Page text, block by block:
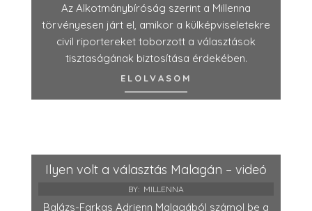
Az Alkotmánybíróság szerint a Millenna
törvényesen járt el, amikor a külképviseletekre
civil riportereket toborzott a választások
tisztaságának biztosítása érdekében.
ELOLVASOM
Ilyen volt a választás Malagán – videó
BY: MILLENNA
Balázs-Farkas Adrienn Malagából számol be a